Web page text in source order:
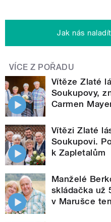
Jak nás
VÍCE Z POŘADU
Vítěze Zlaté
Soukupovy,
Carmen
Vítězi Zlaté
Soukupovi.
k Zapletalům
Manželé
skládačka už
v Marušce